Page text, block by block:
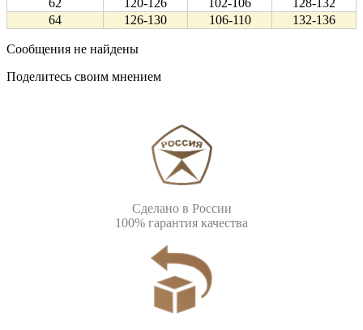
64
126-130 106-110 132-136
Сообщения не найдены
Поделитесь своим мнением
Сделано в России
100% гарантия качества